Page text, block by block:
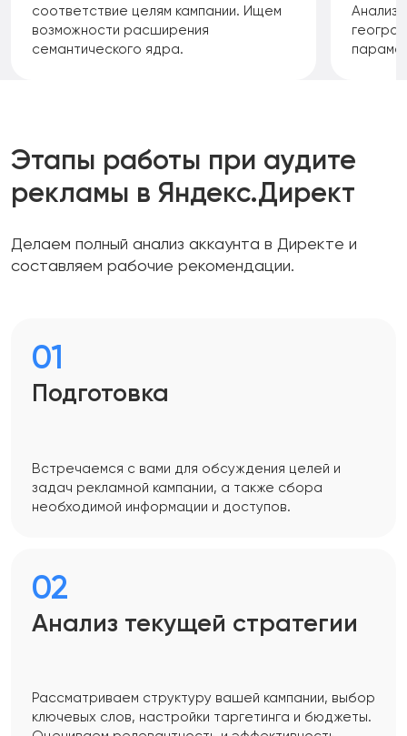
соответствие целям кампании. Ищем
возможности расширения
семантического ядра.
Этапы работы при аудите
рекламы в Яндекс.Директ
Делаем полный анализ аккаунта в Директе и
составляем рабочие рекомендации.
01
Подготовка
Встречаемся с вами для обсуждения целей и
задач рекламной кампании, а также сбора
необходимой информации и доступов.
02
Анализ текущей стратегии
Рассматриваем структуру вашей кампании, выбор
ключевых слов, настройки таргетинга и бюджеты.